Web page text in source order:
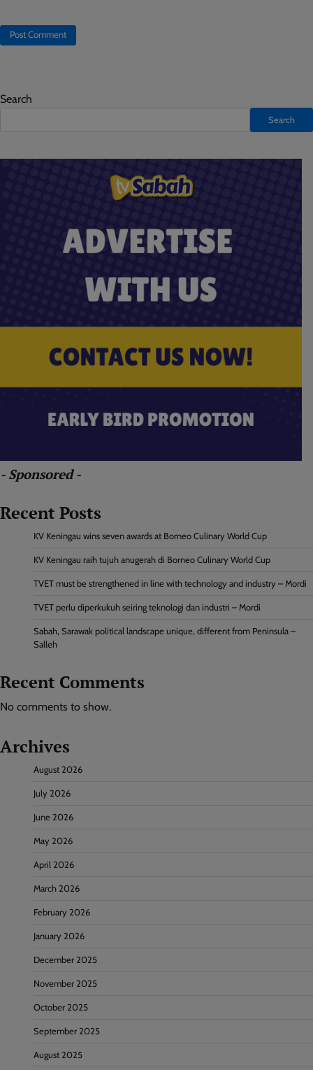
Search
Search
- Sponsored -
Recent Posts
KV Keningau wins seven awards at Borneo Culinary World Cup
KV Keningau raih tujuh anugerah di Borneo Culinary World Cup
TVET must be strengthened in line with technology and industry – Mordi
TVET perlu diperkukuh seiring teknologi dan industri – Mordi
Sabah, Sarawak political landscape unique, different from Peninsula –
Salleh
Recent Comments
No comments to show.
Archives
August 2026
July 2026
June 2026
May 2026
April 2026
March 2026
February 2026
January 2026
December 2025
November 2025
October 2025
September 2025
August 2025